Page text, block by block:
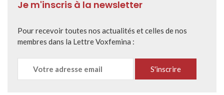
Je m'inscris à la newsletter
Pour recevoir toutes nos actualités et celles de nos
membres dans la Lettre Voxfemina :